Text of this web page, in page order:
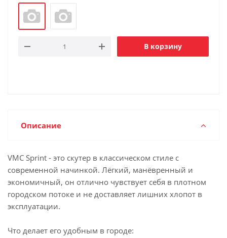
В корзину
Описание
VMC Sprint - это скутер в классическом стиле с
современной начинкой. Лёгкий, манёвренный и
экономичный, он отлично чувствует себя в плотном
городском потоке и не доставляет лишних хлопот в
эксплуатации.
Что делает его удобным в городе: